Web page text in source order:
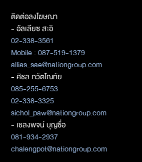
ติดต่อลงโฆษณา
- อัลเลียซ สะอิ
02-338-3561
Mobile : 087-519-1379
allias_sae@nationgroup.com
- ศิชล ภวัตโณทัย
085-255-6753
02-338-3325
sichol_paw@nationgroup.com
- เชลงพจน์ บุญซื่อ
081-934-2937
chalengpot@nationgroup.com